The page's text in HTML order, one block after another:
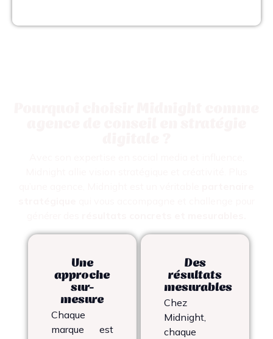
Une
approche
sur-
mesure
Chaque
marque est
Des
résultats
mesurables
Chez
Midnight,
chaque